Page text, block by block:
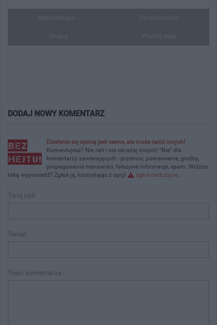
DODAJ NOWY KOMENTARZ
Dzielenie się opinią jest cenne, ale może ranić innych!
Komentujesz? Nie rań i nie obrażaj innych! "Nie" dla
komentarzy zawierających - przemoc, pomawianie, groźby,
propagowanie nienawiści, fałszywe informacje, spam. Widzisz
taką wypowiedź? Zgłoś ją, korzystając z opcji
zgłoś nadużycie.
Twój nick
Temat
Treść komentarza